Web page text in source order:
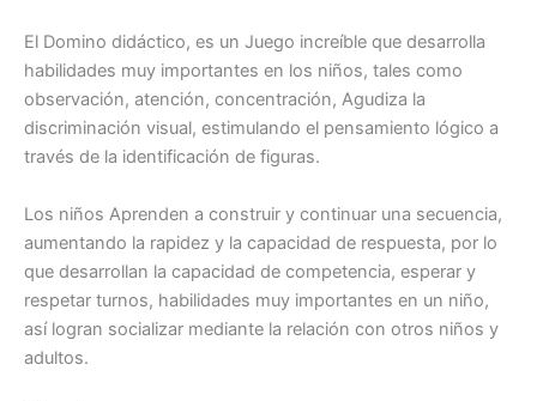
El Domino didáctico, es un Juego increíble que desarrolla
habilidades muy importantes en los niños, tales como
observación, atención, concentración, Agudiza la
discriminación visual, estimulando el pensamiento lógico a
través de la identificación de figuras.
Los niños Aprenden a construir y continuar una secuencia,
aumentando la rapidez y la capacidad de respuesta, por lo
que desarrollan la capacidad de competencia, esperar y
respetar turnos, habilidades muy importantes en un niño,
así logran socializar mediante la relación con otros niños y
adultos.